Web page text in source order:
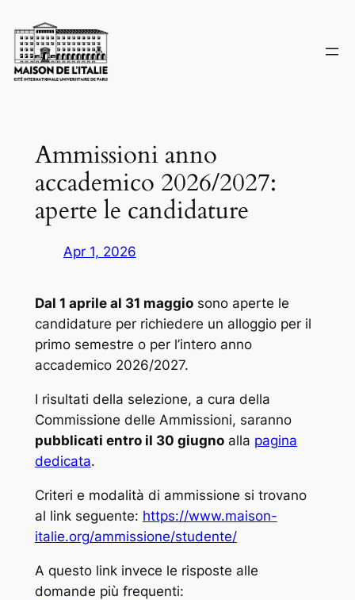
to
content
Ammissioni anno
accademico 2026/2027:
aperte le candidature
Apr 1, 2026
Dal 1 aprile al 31 maggiosono aperte le
candidature per richiedere un alloggio per il
primo semestre o per l’intero anno
accademico 2026/2027.
I risultati della selezione, a cura della
Commissione delle Ammissioni, saranno
pubblicati entro il 30 giugnoalla pagina
dedicata.
Criteri e modalità di ammissione si trovano
al link seguente: https://www.maison-
italie.org/ammissione/studente/
A questo link invece le risposte alle
domande più frequenti: